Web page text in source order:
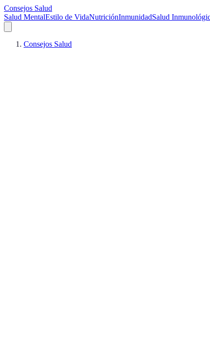
Consejos Salud
Salud MentalEstilo de VidaNutriciónInmunidadSalud
Consejos Salud